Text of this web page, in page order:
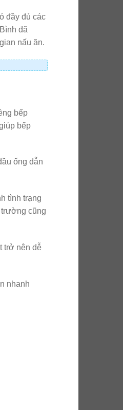
đầy đủ các
đã
nấu ăn.
bếp
bếp
ống dẫn
tình trạng
cũng
trở nên dễ
nhanh